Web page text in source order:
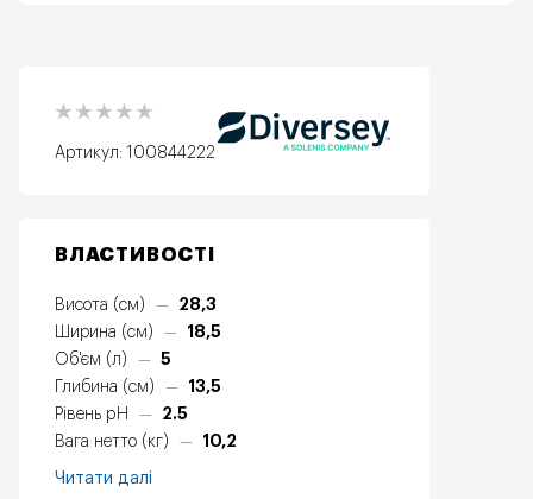
Артикул: 100844222
ВЛАСТИВОСТІ
Висота (см) —
28,3
Ширина (см)
—
18,5
Об'єм (л)
—
5
Глибина (см)
—
13,5
Рівень pH
—
2.5
Вага нетто (кг)
— 10,2
Читати далі